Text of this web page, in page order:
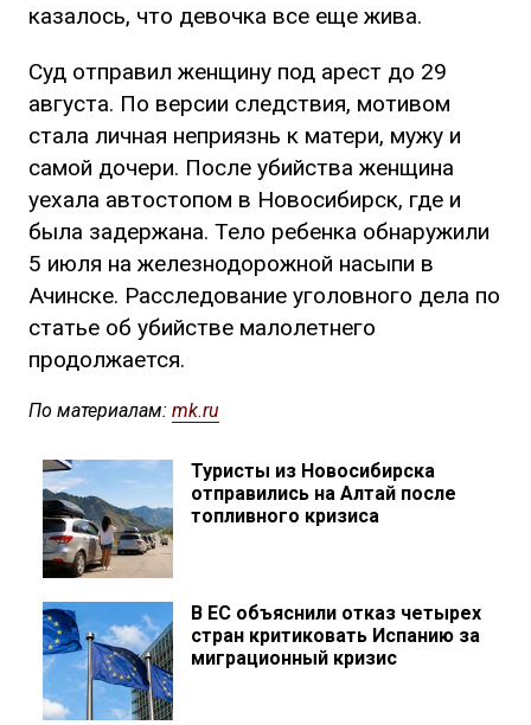
казалось, что девочка все еще жива.
Суд отправил женщину под арест до 29
августа. По версии следствия, мотивом
стала личная неприязнь к матери, мужу и
самой дочери. После убийства женщина
уехала автостопом в Новосибирск, где и
была задержана. Тело ребенка обнаружили
5 июля на железнодорожной насыпи в
Ачинске. Расследование уголовного дела по
статье об убийстве малолетнего
продолжается.
По материалам: mk.ru
Туристы из Новосибирска
отправились на Алтай после
топливного кризиса
В ЕС объяснили отказ четырех
стран критиковать Испанию за
миграционный кризис